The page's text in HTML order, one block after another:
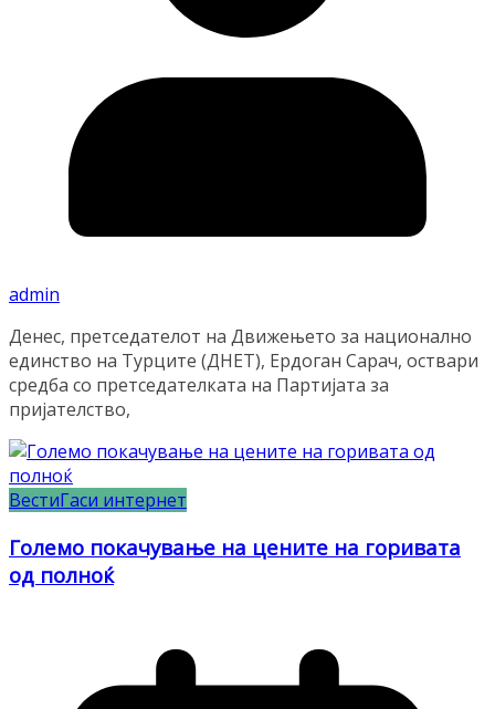
admin
Денес, претседателот на Движењето за национално
единство на Турците (ДНЕТ), Ердоган Сарач, оствари
средба со претседателката на Партијата за
пријателство,
ВестиГаси интернет
Големо покачување на цените на горивата
од полноќ